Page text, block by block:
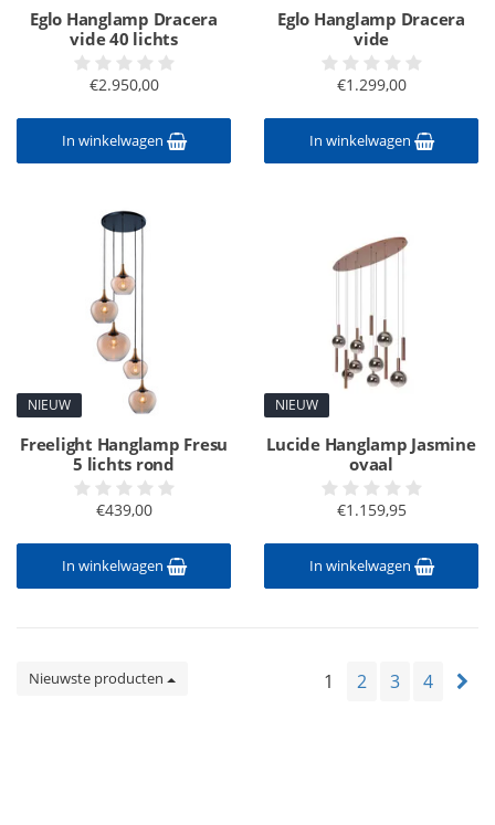
Eglo Hanglamp Dracera
vide 40 lichts
€2.950,00
In winkelwagen
Eglo Hanglamp Dracera
vide
€1.299,00
In winkelwagen
NIEUW
Freelight Hanglamp Fresu
5 lichts rond
€439,00
In winkelwagen
NIEUW
Lucide Hanglamp Jasmine
ovaal
€1.159,95
In winkelwagen
Nieuwste producten 1 2 3 4